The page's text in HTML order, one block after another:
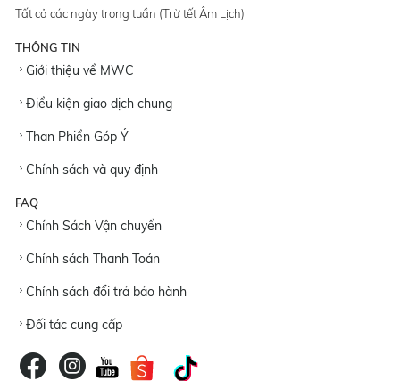
Tất cả các ngày trong tuần (Trừ tết Âm Lịch)
THÔNG TIN
Giới thiệu về MWC
Điều kiện giao dịch chung
Than Phiền Góp Ý
Chính sách và quy định
FAQ
Chính Sách Vận chuyển
Chính sách Thanh Toán
Chính sách đổi trả bảo hành
Đối tác cung cấp